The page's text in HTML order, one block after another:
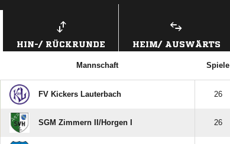
HIN-/ RÜCKRUNDE HEIM/ AUSWÄRTS
Mannschaft Spiele
FV Kickers Lauterbach 26
SGM Zimmern II/​Horgen I 26